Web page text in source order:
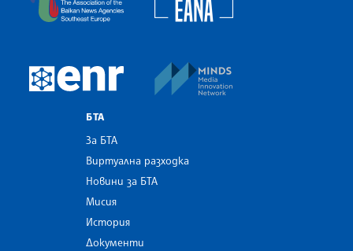
European Newsroom
БТА
За БТА
Виртуална разходка
Новини за БТА
Мисия
История
Документи